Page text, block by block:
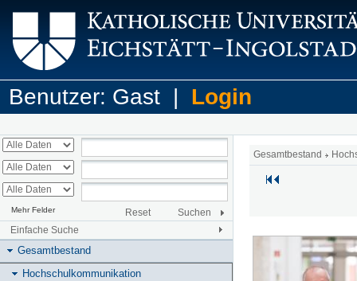
Benutzer: Gast | Login
Mehr Felder Reset
Suchen
Einfache Suche
Gesamtbestand
Hochschulkommunikation
Gesamtbestand